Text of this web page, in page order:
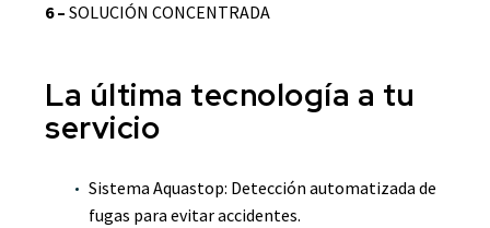
6 – SOLUCIÓN CONCENTRADA
La última tecnología a tu
servicio
Sistema Aquastop: Detección automatizada de
fugas para evitar accidentes.